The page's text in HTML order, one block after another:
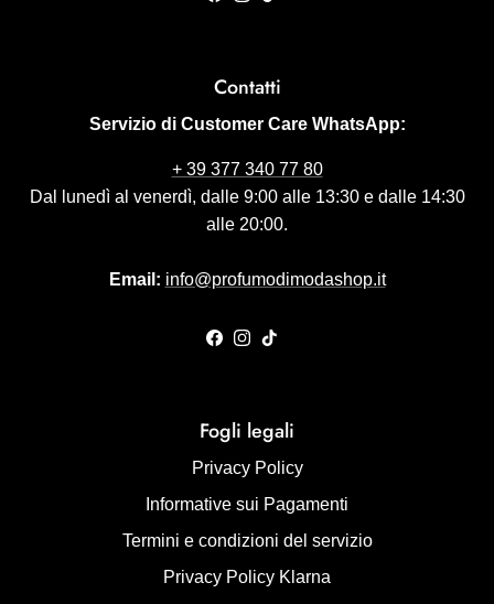
Contatti
Servizio di Customer Care WhatsApp:
+ 39 377 340 77 80
Dal lunedì al venerdì, dalle 9:00 alle 13:30 e dalle 14:30
alle 20:00.
Email: info@profumodimodashop.it
Facebook
Instagram
TikTok
Fogli legali
Privacy Policy
Informative sui Pagamenti
Termini e condizioni del servizio
Privacy Policy Klarna